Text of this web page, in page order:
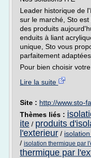
Leader historique de
sur le marché, Sto
des produits
enduits à liant
unique, Sto vous
parfaitement
Pour bien choisir votre
Lire la suite
Site : http://www.sto-
Thèmes liés :
ite / produits
l'exterieur /
/ isolation thermique par
thermique par